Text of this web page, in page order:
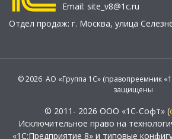
Email: site_v8@1c.ru
Отдел продаж: г. Москва, улица
© 2026 АО «Группа 1С» (правопреемник
защищены
© 2011- 2026 ООО «1С-Софт» (
Исключительное право на
«1С:Предприятие 8» и типовые